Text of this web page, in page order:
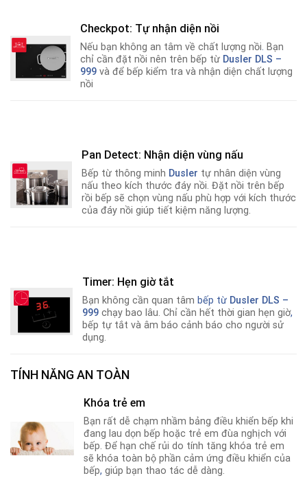
Checkpot: Tự nhận diện nồi
Nếu bạn không an tâm về chất lượng nồi. Bạn
chỉ cần đặt nồi nên trên bếp từ Dusler DLS –
999 và để bếp kiểm tra và nhận diện chất lượng
nồi
Pan Detect: Nhận diện vùng nấu
Bếp từ thông minh Dusler tự nhân diện vùng
nấu theo kích thước đáy nồi. Đặt nồi trên bếp
rồi bếp sẽ chọn vùng nấu phù hợp với kích thước
của đáy nồi giúp tiết kiệm năng lượng.
Timer: Hẹn giờ tắt
Bạn không cần quan tâm bếp từ Dusler DLS –
999 chạy bao lâu. Chỉ cần hết thời gian hẹn giờ,
bếp tự tắt và âm báo cảnh báo cho người sử
dụng.
TÍNH NĂNG AN TOÀN
Khóa trẻ em
Bạn rất dễ chạm nhầm bảng điều khiển bếp khi
đang lau dọn bếp hoặc trẻ em đùa nghịch với
bếp. Để hạn chế rủi do tính tăng khóa trẻ em
sẽ khóa toàn bộ phần cảm ứng điều khiển của
bếp, giúp bạn thao tác dễ dàng.